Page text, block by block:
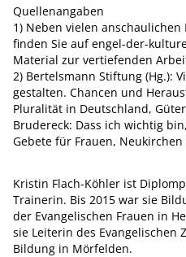
Quellenangaben
1) Neben vielen
finden Sie auf engel-der-
Material zur vertiefenden
2) Bertelsmann Stiftung (Hg.):
gestalten. Chancen und
Pluralität in Deutschland,
Brudereck: Dass ich wichtig
Gebete für Frauen, Neukirchen
Kristin Flach-Köhler ist
Trainerin. Bis 2015 war sie
der Evangelischen Frauen in
sie Leiterin des
Bildung in Mörfelden.